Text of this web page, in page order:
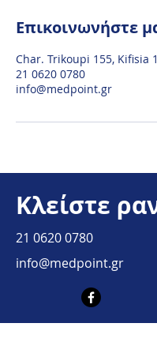
Επικοινωνήστε
Char. Trikoupi 155, Kifisia
21 0620 0780
info@medpoint.gr
Κλείστε
21 0620 0780
info@medpoint.gr